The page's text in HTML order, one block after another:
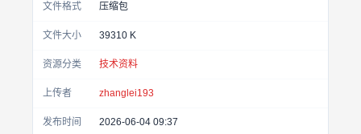
文件格式 压缩包
文件大小 39310 K
资源分类 技术资料
上传者 zhanglei193
发布时间 2026-06-04 09:37